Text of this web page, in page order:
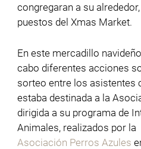
congregaran a su
puestos del Xmas Market.
En este mercadillo
cabo diferentes acciones
sorteo entre los asistentes
estaba destinada a la
dirigida a su programa de
Animales, realizados por la
Asociación Perros Azules